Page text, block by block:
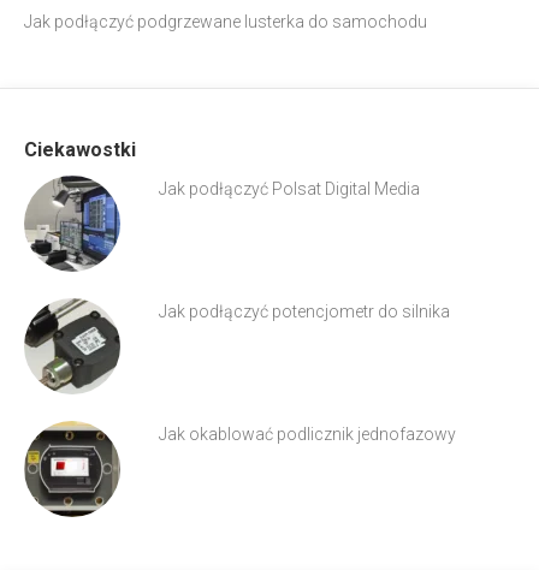
Jak podłączyć podgrzewane lusterka do samochodu
Ciekawostki
Jak podłączyć Polsat Digital Media
Jak podłączyć potencjometr do silnika
Jak okablować podlicznik jednofazowy